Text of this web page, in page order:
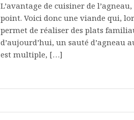
L’avantage de cuisiner de
point. Voici donc une viande qui,
permet de réaliser des plats
d’aujourd’hui, un sauté d’agneau
est multiple, […]